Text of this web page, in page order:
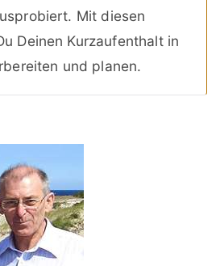
Mit diesen
Deinen Kurzaufenthalt in
und planen.